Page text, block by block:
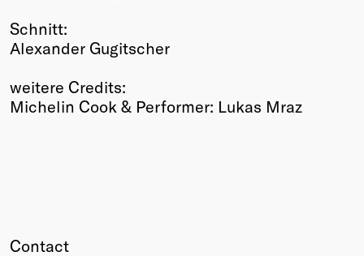
Schnitt:
Alexander Gugitscher
weitere Credits:
Michelin Cook & Performer: Lukas Mraz
Contact